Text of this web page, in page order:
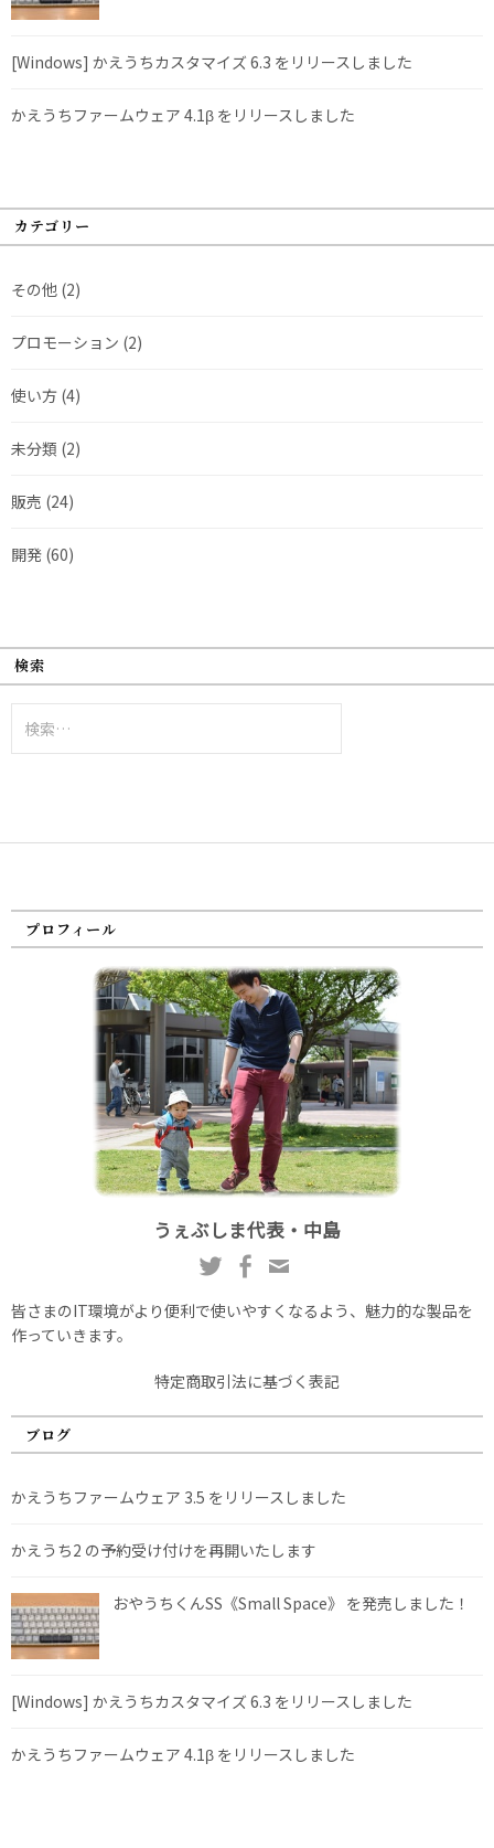
[Windows] かえうちカスタマイズ 6.3 をリリースしました
かえうちファームウェア 4.1β をリリースしました
カテゴリー
その他 (2)
プロモーション (2)
使い方 (4)
未分類 (2)
販売 (24)
開発 (60)
検索
索:
プロフィール
うぇぶしま代表・中島
皆さまのIT環境がより便利で使いやすくなるよう、魅力的な製品を
作っていきます。
特定商取引法に基づく表記
ブログ
かえうちファームウェア 3.5 をリリースしました
かえうち2 の予約受け付けを再開いたします
おやうちくんSS《Small Space》 を発売しました！
[Windows] かえうちカスタマイズ 6.3 をリリースしました
かえうちファームウェア 4.1β をリリースしました